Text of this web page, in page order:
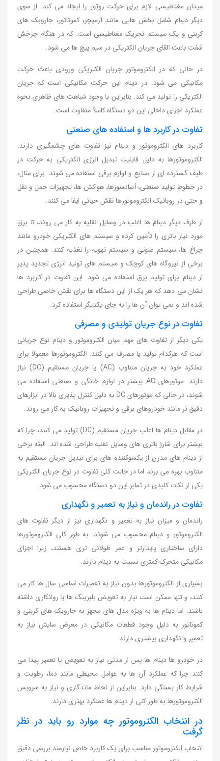
میدان مغناطیسی لازم برای حرکت روتور را ایجاد می کند. از سوی
دیگر دینام شامل بخش هایی مانند آرمیچر، کموتاتور، جاروبک های
کربنی و یک سیستم تحریک مغناطیسی است. که در هنگام چرخش
شفت باعث القای جریان الکتریکی در سیم پیچ ها می شود.
در حالی که در الکتروموتور جریان الکتریکی ورودی باعث حرکت
مکانیکی می شود. در دینام این حرکت مکانیکی است که جریان
الکتریکی را تولید می کند. بنابراین با وجود شباهت های ظاهری نحوه
عملکرد اجزای داخلی این دو دستگاه کاملاً متفاوت است.
تفاوت در کاربرد ها و استفاده های صنعتی
کاربرد های الکتروموتور و دینام نیز تفاوت های چشمگیری دارند.
الکتروموتورها به دلیل قابلیت تبدیل انرژی الکتریکی به حرکت در
طیف گسترده ای از صنایع و لوازم برقی استفاده می شوند. برای مثال،
در خطوط تولید صنعتی، آسانسورها، هواکش ها، تجهیزات حمل و نقل
و حتی در روباتیک الکتروموتورها نقش حیاتی ایفا می کنند.
از طرف دیگر دینام ها اغلب در وسایل نقلیه به کار می روند، تا برق
مورد نیاز باتری را تأمین کرده و سیستم های الکتریکی خودرو مانند
چراغ ها، سیستم صوتی و سیستم تهویه را تغذیه کنند. همچنین در
برخی از نیروگاه های کوچک و سیستم های تولید انرژی تجدید پذیر
از دینام برای تولید برق استفاده می شود. این تفاوت در کاربرد ها
نشان می دهد که هر یک از این دستگاه ها برای نقش خاصی طراحی
شده اند و نمی توان آن ها را به جای یکدیگر استفاده کرد.
تفاوت در نوع جریان تولیدی و مصرفی
یکی دیگر از تفاوت های مهم میان الکتروموتور و دینام نوع جریانی
است که هرکدام تولید یا مصرف می کنند. الکتروموتورها معمولاً برای
عملکرد خود به جریان متناوب (AC) یا جریان مستقیم (DC) نیاز
دارند. موتورهای AC بیشتر در لوازم خانگی و صنعتی استفاده می
شوند، در حالی که موتورهای DC به دلیل کنترل پذیری بالا در ابزارهای
دقیق تر مانند خودروهای برقی و تجهیزات روباتیک به کار می روند.
در مقابل دینام ها اغلب جریان مستقیم (DC) تولید می کنند، چرا که
بیشتر برای شارژ باتری های وسایل نقلیه طراحی شده اند. البته برخی
از دینام های مدرن از یکسوکننده های برای تبدیل جریان مستقیم به
متناوب بهره می برند اما در حالت کلی تفاوت در نوع جریان الکتریکی
یکی از نکات کلیدی در تمایز این دو دستگاه محسوب می شود.
تفاوت در راندمان و نیاز به تعمیر و نگهداری
راندمان و میزان نیاز به تعمیر و نگهداری نیز از دیگر تفاوت های
الکتروموتور و دینام محسوب می شوند. به طور کلی الکتروموتورها
دارای ساختاری پایدارتر و عمر طولانی تری هستند، زیرا اجزای
مکانیکی متحرک کمتری نسبت به دینام دارند.
بسیاری از الکتروموتورها بدون نیاز به تعمیرات اساسی سال ها کار می
کنند، و تنها ممکن است نیاز به تعویض بلبرینگ ها یا روانکاری داشته
باشند. اما دینام ها به ویژه مدل های مجهز به جاروبک های کربنی و
کموتاتور به دلیل وجود قطعات مکانیکی در معرض سایش نیاز به
تعمیر و نگهداری بیشتری دارند.
در خودرو ها دینام ها پس از مدتی نیاز به تعویض یا تعمیر پیدا می
کنند چرا که عملکرد آن ها به عوامل محیطی مانند دما، رطوبت و
شرایط کار بستگی دارد. بنابراین از لحاظ ماندگاری و نیاز به سرویس
الکتروموتورها به طور کلی از دینام ها عملکرد بهتری دارند.
در انتخاب الکتروموتور چه موارد رو باید در نظر
گرفت
انتخاب الکتروموتور مناسب برای یک کاربرد خاص نیازمند بررسی دقیق